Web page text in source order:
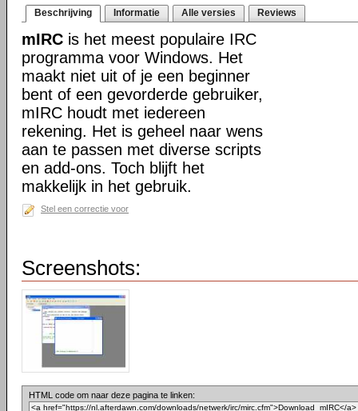
Beschrijving Informatie Alle versies Reviews
mIRC is het meest populaire IRC
programma voor Windows. Het
maakt niet uit of je een beginner
bent of een gevorderde gebruiker,
mIRC houdt met iedereen
rekening. Het is geheel naar wens
aan te passen met diverse scripts
en add-ons. Toch blijft het
makkelijk in het gebruik.
Stel een correctie voor
Screenshots:
HTML code om naar deze pagina te linken: